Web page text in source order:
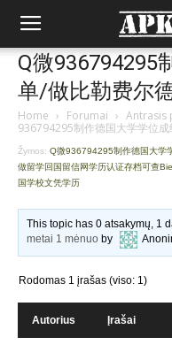
Q微936794295
单/做比勒费尔
Home › Forumai › Antrasis
936794295制作德国大学学位
Žymos: Q微936794295制作德国大学
做留学回国留信网学历认证存档可查
国学校文凭学历
This topic has 0 atsakymų, 1
metai 1 mėnuo by
Rodomas 1 įrašas (viso: 1)
Autorius Įrašai